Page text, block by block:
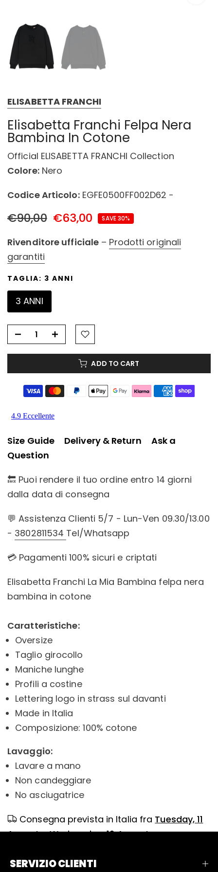
ELISABETTA FRANCHI
Elisabetta Franchi Felpa Nera
Bambina In Cotone
Official ELISABETTA FRANCHI Collection
Colore:Nero
Codice Articolo:EGFE0500FF002D62 -
€90,00 €63,00 SAVE 30%
Rivenditore ufficiale – Prodotti originali
garantiti
TAGLIA: 3 ANNI
3 ANNI
ADD TO CART
Size Guide Delivery & Return
Ask a
Question
🔙 Puoi rendere il tuo ordine entro 14 giorni
dalla data di consegna
💬 Assistenza Clienti 5/7 - Lun-Ven 09.30/13.00
- 3802811534 Tel/Whatsapp
💳 Pagamenti 100% sicuri e criptati
Elisabetta Franchi La Mia Bambina felpa nera
bambina in cotone
Caratteristiche:
Oversize
Taglio girocollo
Maniche lunghe
Profili a costine
Lettering logo in strass sul davanti
Made in Italia
Composizione: 100% cotone
Lavaggio:
Lavare a mano
Non candeggiare
No asciugatrice
Consegna prevista in Italia fra Tuesday, 11
AugusteWednesday, 12 August
SERVIZIO CLIENTI